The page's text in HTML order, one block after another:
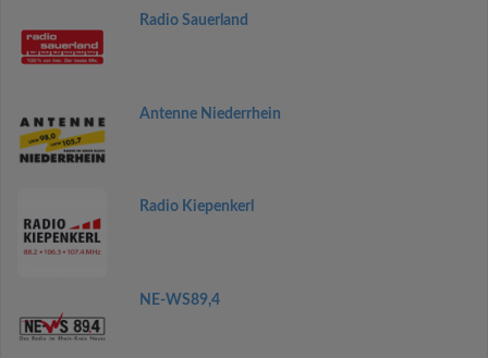
Radio Sauerland
Antenne Niederrhein
Radio Kiepenkerl
NE-WS89,4